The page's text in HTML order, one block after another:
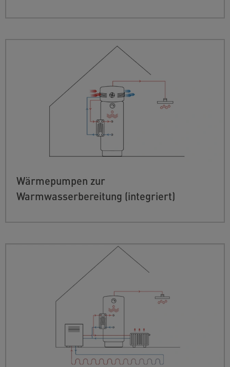
Wärmepumpen zur
Warmwasserbereitung (integriert)